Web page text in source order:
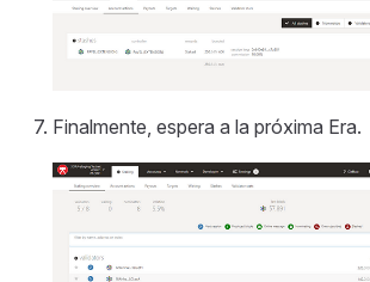
Finalmente, espera a la próxima Era.